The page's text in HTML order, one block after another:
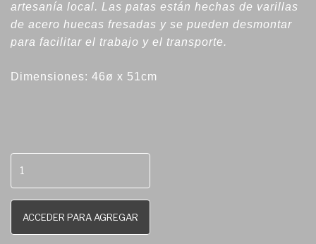
artesanía local. Las patas están hechas de varillas
de acero huecas fresadas y se pueden desmontar
para facilitar el trabajo y el transporte.
Dimensiones: 46ø x 51cm
ACCEDER PARA AGREGAR